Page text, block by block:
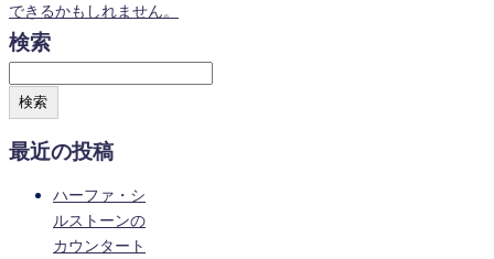
できるかもしれません。
検索
検索
最近の投稿
ハーファ・シ
ルストーンの
カウンタート